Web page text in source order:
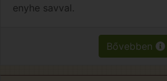
enyhe savval.
Bővebben